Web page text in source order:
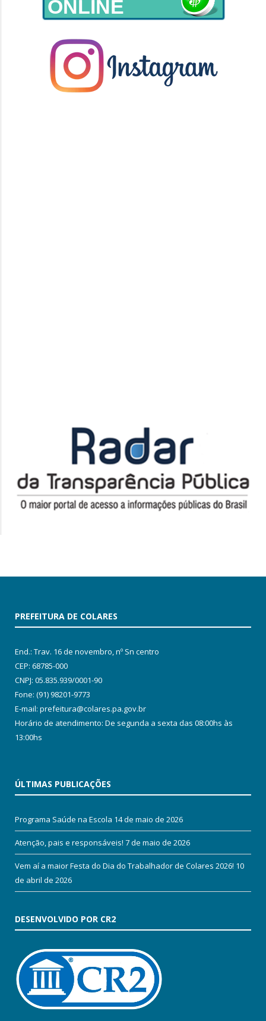
ONLINE
PREFEITURA DE COLARES
End.: Trav. 16 de novembro, nº Sn centro
CEP: 68785-000
CNPJ: 05.835.939/0001-90
Fone: (91) 98201-9773
E-mail: prefeitura@colares.pa.gov.br
Horário de atendimento: De segunda a sexta das 08:00hs às
13:00hs
ÚLTIMAS PUBLICAÇÕES
Programa Saúde na Escola 14 de maio de 2026
Atenção, pais e responsáveis! 7 de maio de 2026
Vem aí a maior Festa do Dia do Trabalhador de Colares 2026! 10
de abril de 2026
DESENVOLVIDO POR CR2